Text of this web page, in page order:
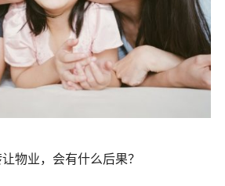
物业，会有什么后果？